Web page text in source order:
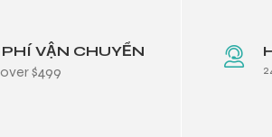
VẬN CHUYỂN
$499